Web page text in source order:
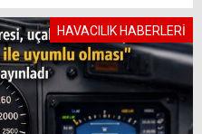
HAVACILIK HABERLERİ